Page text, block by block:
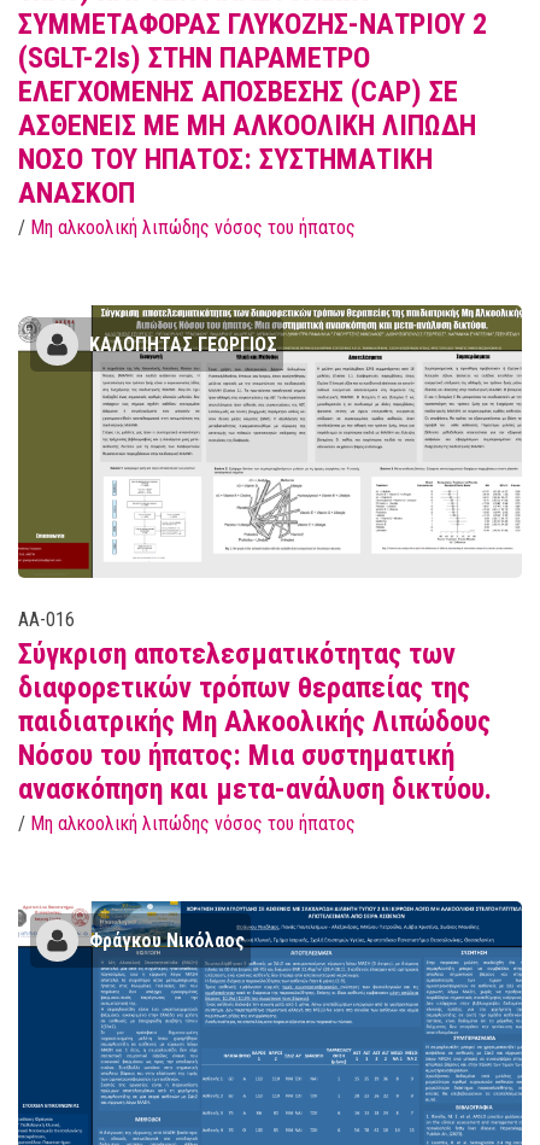
ΣΥΜΜΕΤΑΦΟΡΑΣ ΓΛΥΚΟΖΗΣ-ΝΑΤΡΙΟΥ 2
(SGLT-2Is) ΣΤΗΝ ΠΑΡΑΜΕΤΡΟ
ΕΛΕΓΧΟΜΕΝΗΣ ΑΠΟΣΒΕΣΗΣ (CAP) ΣΕ
ΑΣΘΕΝΕΙΣ ΜΕ ΜΗ ΑΛΚΟΟΛΙΚΗ ΛΙΠΩΔΗ
ΝΟΣΟ ΤΟΥ ΗΠΑΤΟΣ: ΣΥΣΤΗΜΑΤΙΚΗ
ΑΝΑΣΚΟΠ
/ Μη αλκοολική λιπώδης νόσος του ήπατος
ΚΑΛΟΠΗΤΑΣ ΓΕΩΡΓΙΟΣ
AA-016
Σύγκριση αποτελεσματικότητας των
διαφορετικών τρόπων θεραπείας της
παιδιατρικής Μη Αλκοολικής Λιπώδους
Νόσου του ήπατος: Μια συστηματική
ανασκόπηση και μετα-ανάλυση δικτύου.
/ Μη αλκοολική λιπώδης νόσος του ήπατος
Φράγκου Νικόλαος